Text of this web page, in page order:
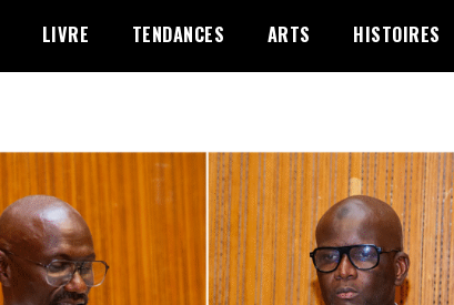
LIVRE TENDANCES ARTS HISTOIRES